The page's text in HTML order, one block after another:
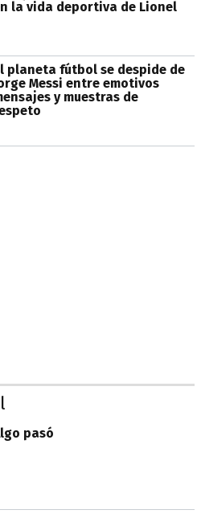
la vida deportiva de Lionel
planeta fútbol se despide de
Messi entre emotivos
y muestras de
pasó